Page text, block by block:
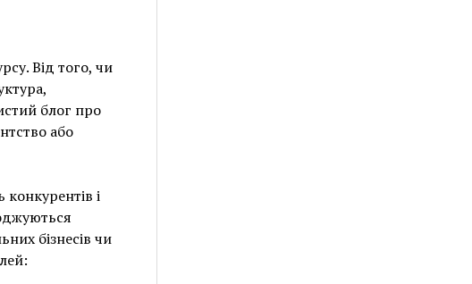
Від того, чи
блог про
або
і
бізнесів чи